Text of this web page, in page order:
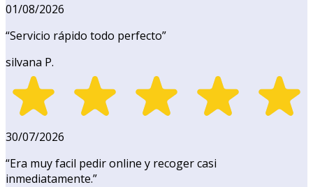
01/08/2026
“Servicio rápido todo perfecto”
silvana P.
30/07/2026
“Era muy facil pedir online y recoger casi
inmediatamente.”